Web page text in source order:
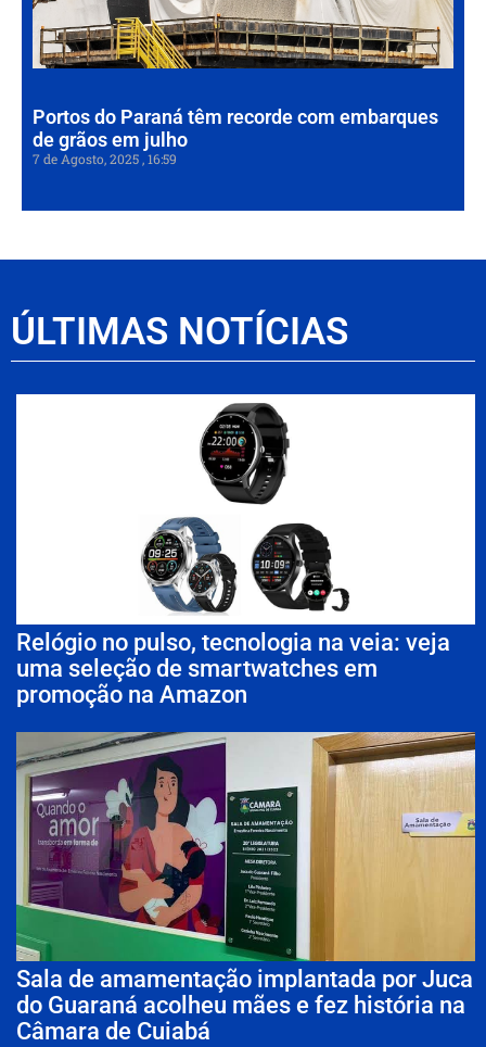
Portos do Paraná têm recorde com embarques
de grãos em julho
7 de Agosto, 2025 16:59
ÚLTIMAS NOTÍCIAS
Relógio no pulso, tecnologia na veia: veja
uma seleção de smartwatches em
promoção na Amazon
Sala de amamentação implantada por Juca
do Guaraná acolheu mães e fez história na
Câmara de Cuiabá